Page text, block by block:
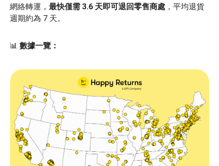
網絡轉運， 最快僅需 3.6 天即可退回零售商處 ，平均退貨
週期約為 7 天。
📊 數據一覽：